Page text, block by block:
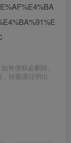
有侵权必删除。
转载请注明出